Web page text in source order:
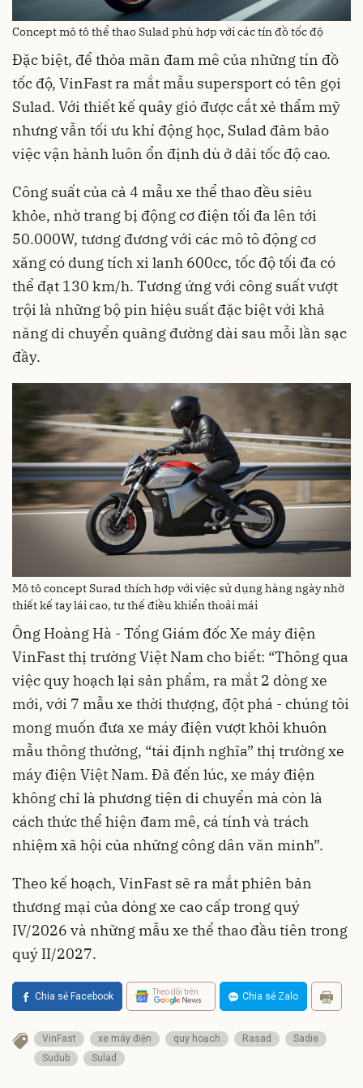
Concept mô tô thể thao Sulad phù hợp với các tín đồ tốc độ
Đặc biệt, để thỏa mãn đam mê của những tín đồ
tốc độ, VinFast ra mắt mẫu supersport có tên gọi
Sulad. Với thiết kế quây gió được cắt xẻ thẩm mỹ
nhưng vẫn tối ưu khí động học, Sulad đảm bảo
việc vận hành luôn ổn định dù ở dải tốc độ cao.
Công suất của cả 4 mẫu xe thể thao đều siêu
khỏe, nhờ trang bị động cơ điện tối đa lên tới
50.000W, tương đương với các mô tô động cơ
xăng có dung tích xi lanh 600cc, tốc độ tối đa có
thể đạt 130 km/h. Tương ứng với công suất vượt
trội là những bộ pin hiệu suất đặc biệt với khả
năng di chuyển quãng đường dài sau mỗi lần sạc
đầy.
Mô tô concept Surad thích hợp với việc sử dụng hàng ngày nhờ
thiết kế tay lái cao, tư thế điều khiển thoải mái
Ông Hoàng Hà - Tổng Giám đốc Xe máy điện
VinFast thị trường Việt Nam cho biết: “Thông qua
việc quy hoạch lại sản phẩm, ra mắt 2 dòng xe
mới, với 7 mẫu xe thời thượng, đột phá - chúng tôi
mong muốn đưa xe máy điện vượt khỏi khuôn
mẫu thông thường, “tái định nghĩa” thị trường xe
máy điện Việt Nam. Đã đến lúc, xe máy điện
không chỉ là phương tiện di chuyển mà còn là
cách thức thể hiện đam mê, cá tính và trách
nhiệm xã hội của những công dân văn minh”.
Theo kế hoạch, VinFast sẽ ra mắt phiên bản
thương mại của dòng xe cao cấp trong quý
IV/2026 và những mẫu xe thể thao đầu tiên trong
quý II/2027.
Chia sẻ Facebook Theo dõi trên Chia sẻ Zalo
VinFast xe máy điện quy hoạch Rasad
Sadie
Sudub
Sulad